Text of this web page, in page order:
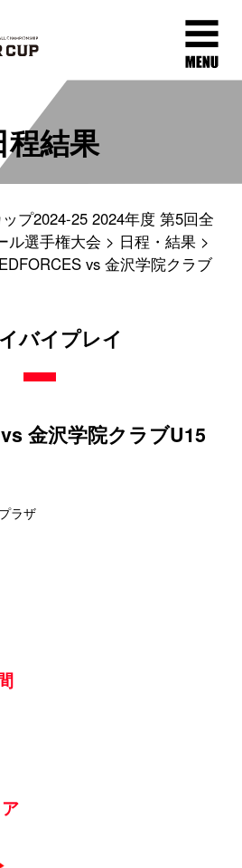
程結果
プ2024-25 2024年度 第5回全
ル選手権大会
日程・結果
vs 金沢学院クラブ
バイプレイ
金沢学院クラブU15
ラザ